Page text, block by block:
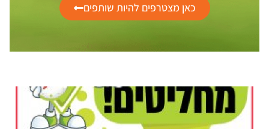
כאן מצטרפים להיות שותפים